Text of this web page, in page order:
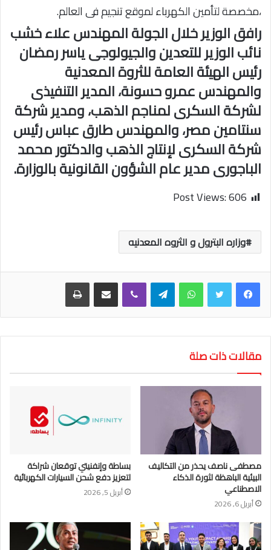
،مخصصة لتأمين الكهرباء لموقع تنجيم فى العالم.
رافق الوزير خلال الجولة المهندس علاء خشب
نائب الوزير للتعدين والجيولوجى ياسر رمضان
رئيس الهيئة العامة للثروة المعدنية
والمهندس عمرو حسونة، المدير التنفيذى
لشركة السكرى لمناجم الذهب، ومدير شركة
سنتامين مصر، والمهندس طارق عباس رئيس
شركة السكرى لإنتاج الذهب والدكتور محمد
الباجورى مدير عام الشؤون القانونية بالوزارة.
Post Views:606
وزاره البترول و الثروه المعدنيه
واتساب تيلقرام
مقالات ذات صلة
مصطفى ناصف يحذر من التكاليف
البيئية الباهظة لثورة الذكاء
الاصطناعي
أبريل 6, 2026
بساطة وإنفنيتي توقعان شراكة
لتعزيز دفع شحن السيارات الكهربائية
أبريل 5, 2026